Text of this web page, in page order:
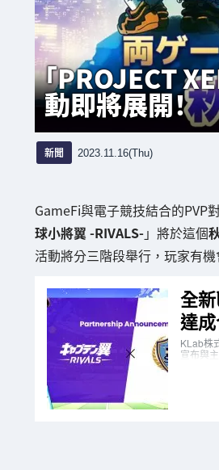
「PROJECT
動即將展開！
新聞 2023.11.16(Thu)
GameFi與電子競技結合的PVP
球小將翼 -RIVALS-」將於這個
活動將分三階段舉行，玩家有